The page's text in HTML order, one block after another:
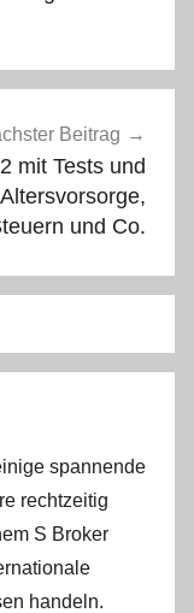
Beitrag
mit Tests und
und Co.
spannende
rechtzeitig
S Broker
handeln.